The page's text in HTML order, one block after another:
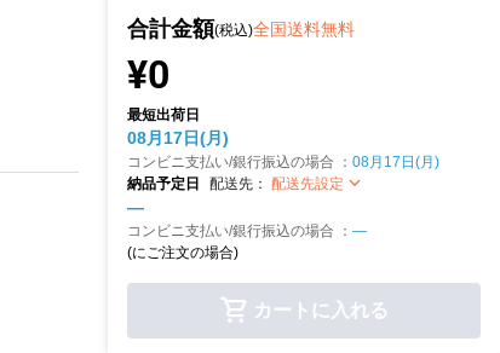
合計金額(税込)全国送料無料
¥0
最短出荷日
08月17日(月)
コンビニ支払い/銀行振込の場合 ： 08月17日(月)
納品予定日
配送先： 配送先設定
—
コンビニ支払い/銀行振込の場合 ： —
(にご注文の場合)
カートに入れる